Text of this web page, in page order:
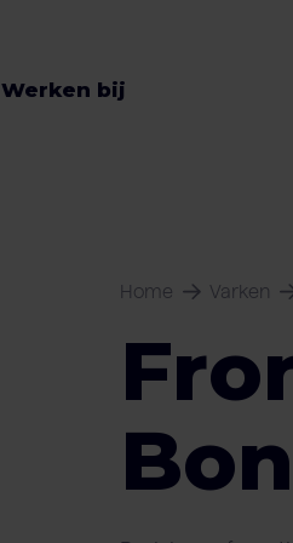
Werken bij
Home Varken